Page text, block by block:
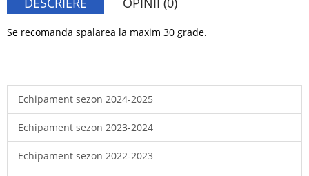
Se recomanda spalarea la maxim 30 grade.
Echipament sezon 2024-2025
Echipament sezon 2023-2024
Echipament sezon 2022-2023